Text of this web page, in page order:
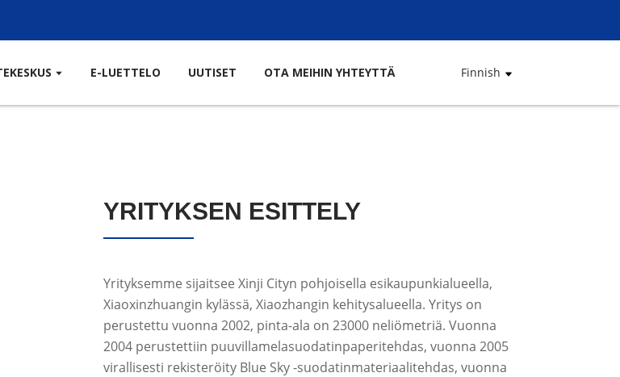
E-LUETTELO UUTISET OTA MEIHIN YHTEYTTÄ Finnish
YRITYKSEN ESITTELY
Yrityksemme sijaitsee Xinji Cityn pohjoisella esikaupunkialueella,
Xiaoxinzhuangin kylässä, Xiaozhangin kehitysalueella. Yritys on
perustettu vuonna 2002, pinta-ala on 23000 neliömetriä. Vuonna
2004 perustettiin puuvillamelasuodatinpaperitehdas, vuonna 2005
virallisesti rekisteröity Blue Sky -suodatinmateriaalitehdas, vuonna